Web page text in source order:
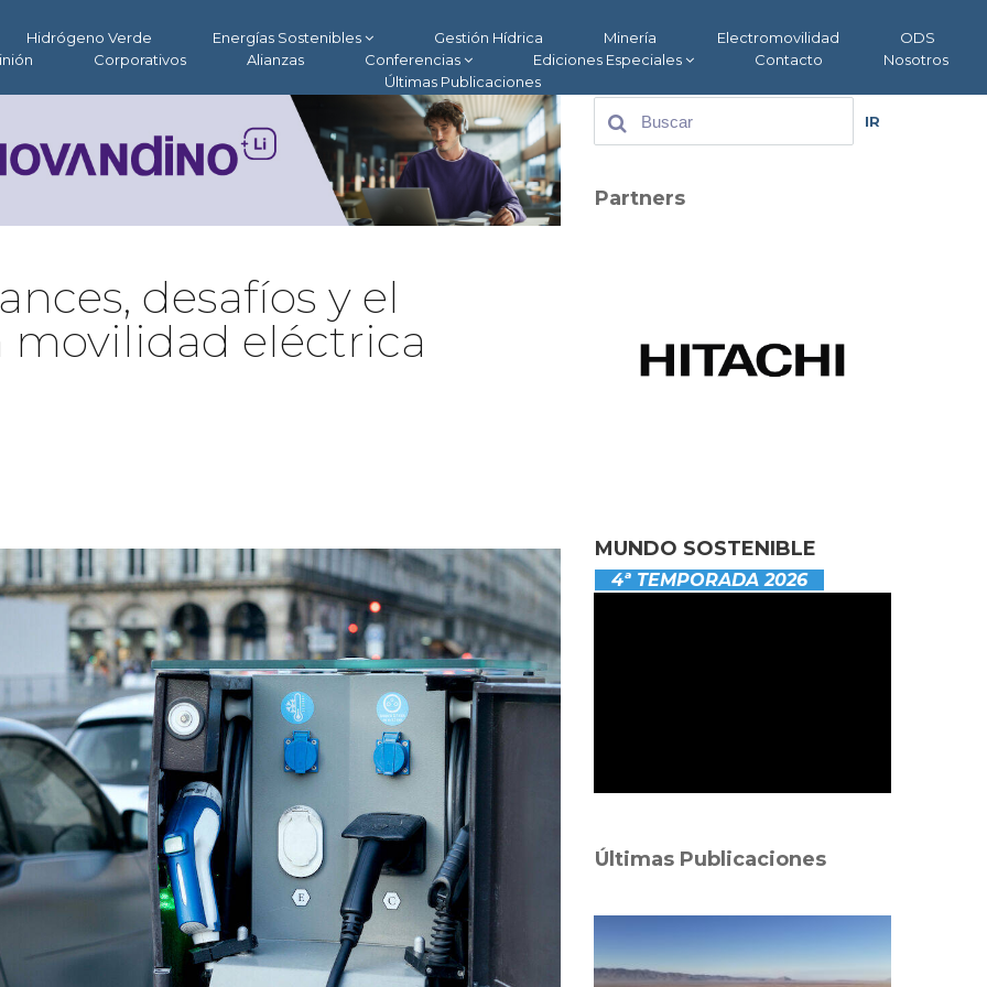
Hidrógeno Verde Energías Sostenibles Gestión Hídrica Minería Electromovilidad
ODS
Corporativos Alianzas Conferencias Ediciones Especiales Contacto
Nosotros
Últimas Publicaciones
desafíos y el
eléctrica
IR
Partners
MUNDO SOSTENIBLE
4ª TEMPORADA 2026
Últimas Publicaciones